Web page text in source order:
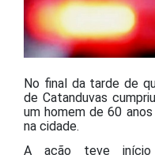
de Catanduvas
um homem de 60
na cidade.
A ação teve início
informações sobre a